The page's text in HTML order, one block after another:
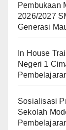
Pembukaan
2026/2027
Generasi
In House
Negeri 1
Sosialisasi
Sekolah